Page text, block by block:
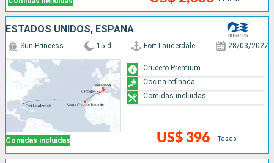
ESTADOS UNIDOS, ESPAÑA
Comidas incluidas
Sun Princess 15 d Fort Lauderdale 28/03/2027
US$ 396 +Tasas
Crucero Premium
Cocina refinada
Comidas incluidas